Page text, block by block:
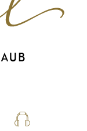
Podcast